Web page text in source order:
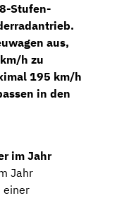
8-Stufen-
aus,
h zu
195 km/h
in den
im Jahr
Jahr
einer